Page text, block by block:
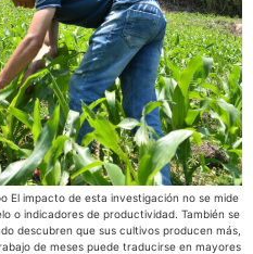
El impacto de esta investigación no se mide
o indicadores de productividad. También se
descubren que sus cultivos producen más,
de meses puede traducirse en mayores